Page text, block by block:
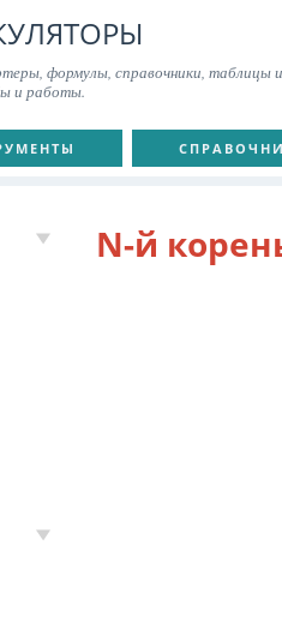
формулы, справочники, таблицы
и работы.
N-й